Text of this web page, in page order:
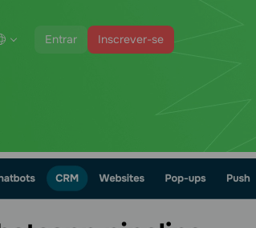
Entrar Inscrever-se